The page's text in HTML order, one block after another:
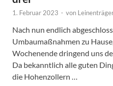
1. Februar 2023 - von
Nach nun endlich
Umbaumaßnahmen zu
Wochenende dringend uns
Da bekanntlich alle guten
die Hohenzollern …